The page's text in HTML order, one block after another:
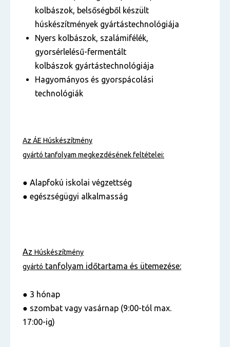
kolbászok, belsőségből készült
húskészítmények gyártástechnológiája
Nyers kolbászok, szalámifélék,
gyorsérlelésű-fermentált
kolbászok gyártástechnológiája
Hagyományos és gyorspácolási
technológiák
Az ÁE Húskészítmény
gyártó tanfolyam megkezdésének feltételei:
● Alapfokú iskolai végzettség
● egészségügyi alkalmasság
Az Húskészítmény
gyártó tanfolyam időtartama és ütemezése:
● 3 hónap
● szombat vagy vasárnap (9:00-tól max.
17:00-ig)